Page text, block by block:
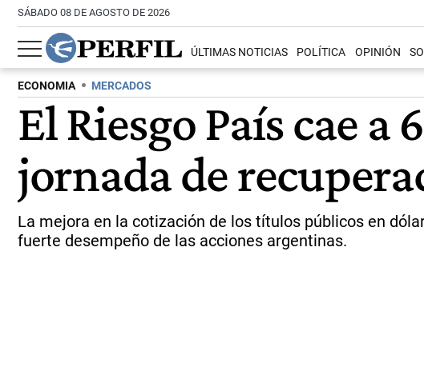
SÁBADO 08 DE AGOSTO DE 2026
ÚLTIMAS NOTICIAS POLÍTICA OPINIÓN
ECONOMIA MERCADOS
El Riesgo País cae a
jornada de
La mejora en la cotización de los títulos públicos en
fuerte desempeño de las acciones argentinas.